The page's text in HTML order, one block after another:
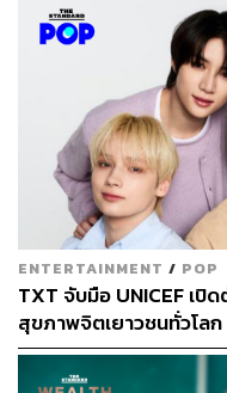
ENTERTAINMENT / POP
TXT จับมือ UNICEF เ
สุขภาพจิตเยาวชนทั่วโลก